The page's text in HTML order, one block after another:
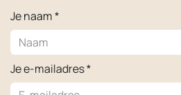
Je naam *
Je e-mailadres *